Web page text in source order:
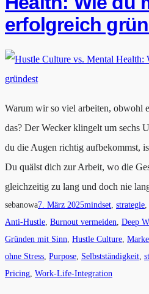
erfolgreich
Warum wir so viel arbeiten, obwohl
das? Der Wecker klingelt um sechs
du die Augen richtig aufbekommst,
Du quälst dich zur Arbeit, wo die
gleichzeitig zu lang und doch nie
sebanowa7. März 2025mindset strategie
Anti-Hustle Burnout vermeiden Deep
Gründen mit Sinn Hustle Culture
ohne Stress Purpose Selbstständigkeit
Pricing Work-Life-Integration